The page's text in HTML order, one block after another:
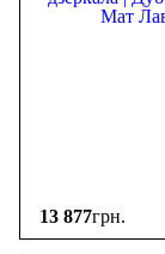
13 877грн.